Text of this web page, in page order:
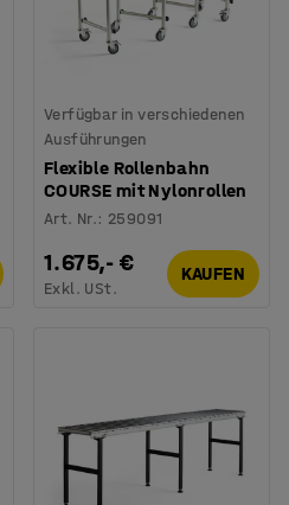
Verfügbar in verschiedenen
Ausführungen
Flexible Rollenbahn
COURSE mit Nylonrollen
Art. Nr.: 259091
1.675,- €
Exkl. USt.
KAUFEN